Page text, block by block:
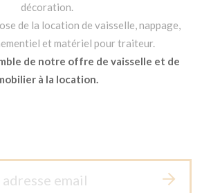
décoration.
de la location de vaisselle, nappage,
et matériel pour traiteur.
de notre offre de vaisselle et de
à la location.